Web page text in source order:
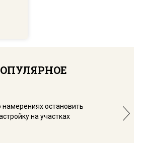
намерениях остановить
на участках